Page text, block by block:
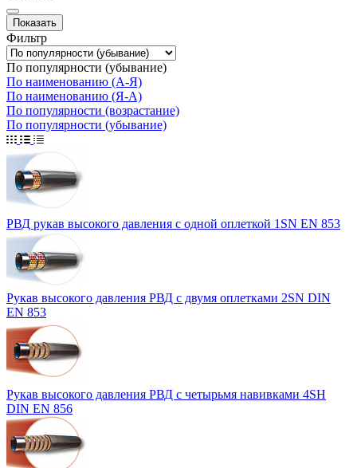
Фильтр
По популярности (убывание)
По наименованию (А-Я)
По наименованию (Я-А)
По популярности (возрастание)
По популярности (убывание)
РВД рукав высокого давления с одной оплеткой 1SN EN 853
Рукав высокого давления РВД с двумя оплетками 2SN DIN
EN 853
Рукав высокого давления РВД с четырьмя навивками 4SH
DIN EN 856